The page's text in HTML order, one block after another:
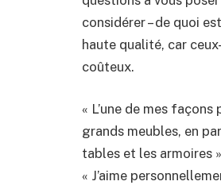
considérer – de quoi
haute qualité, car
coûteux.
« L’une de mes
grands meubles, en
tables et les armoires
« J’aime